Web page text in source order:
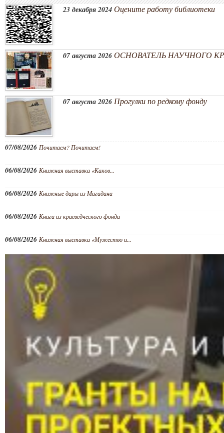
23 декабря 2024 Оцените работу библиотеки
07 августа 2026 ОСНОВАТЕЛЬ НАУЧНОГО
07 августа 2026 Прогулки по редкому фонду
07/08/2026 Почитаем? Почитаем!
06/08/2026 Книжная выставка «Каков...
06/08/2026 Книжные дары из Магадана
06/08/2026 Книга из краеведческого фонда
06/08/2026 Книжная выставка «Мужество и...